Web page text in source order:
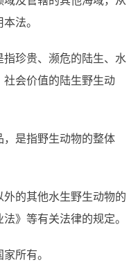
法。
珍贵、濒危的陆生、水
会价值的陆生野生动
是指野生动物的整体
的其他水生野生动物的
》等有关法律的规定。
所有。